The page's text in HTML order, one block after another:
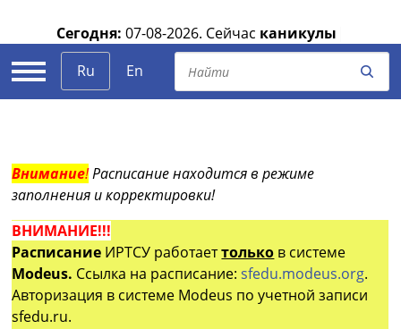
Сегодня: 07-08-2026. Сейчас каникулы
Ru
En
Внимание!Расписание находится в режиме
заполнения и корректировки!
ВНИМАНИЕ!!!
Расписание ИРТСУ работаеттолько в системе
Modeus. Ссылка на расписание:sfedu.modeus.org.
Авторизация в системе Modeus по учетной записи
sfedu.ru.